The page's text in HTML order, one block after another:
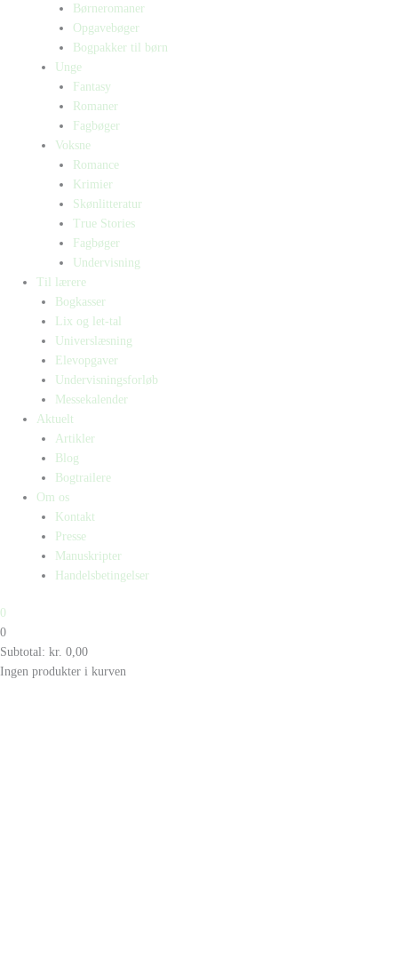
Børneromaner
Opgavebøger
Bogpakker til børn
Unge
Fantasy
Romaner
Fagbøger
Voksne
Romance
Krimier
Skønlitteratur
True Stories
Fagbøger
Undervisning
Til lærere
Bogkasser
Lix og let-tal
Universlæsning
Elevopgaver
Undervisningsforløb
Messekalender
Aktuelt
Artikler
Blog
Bogtrailere
Om os
Kontakt
Presse
Manuskripter
Handelsbetingelser
0
0
Subtotal: kr. 0,00
Ingen produkter i kurven